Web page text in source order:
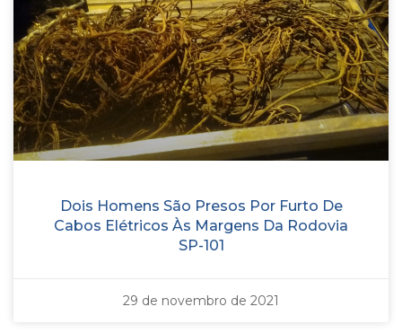
Dois Homens São Presos Por Furto De
Cabos Elétricos Às Margens Da Rodovia
SP-101
29 de novembro de 2021